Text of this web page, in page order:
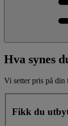
Hva synes
Vi setter pris på din
Fikk du